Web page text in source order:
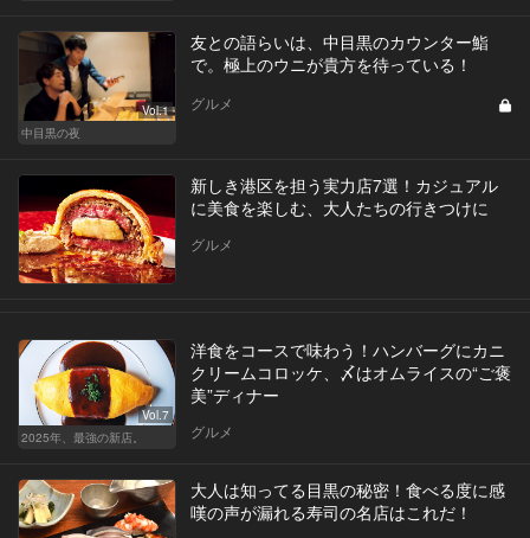
Vol.1
中目黒の夜
友との語らいは、中目黒のカウンター鮨
で。極上のウニが貴方を待っている！
グルメ
新しき港区を担う実力店7選！カジュアル
に美食を楽しむ、大人たちの行きつけに
グルメ
Vol.7
2025年、最強の新店。
洋食をコースで味わう！ハンバーグにカニ
クリームコロッケ、〆はオムライスの“ご褒
美”ディナー
グルメ
大人は知ってる目黒の秘密！食べる度に感
嘆の声が漏れる寿司の名店はこれだ！